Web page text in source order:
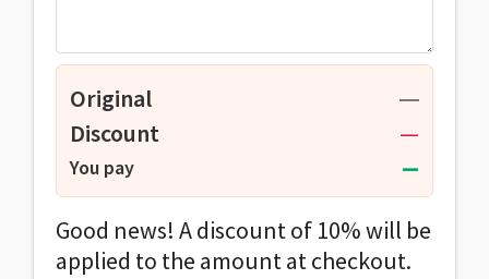
Original
—
Discount
—
You pay —
Good news! A discount of 10% will be
applied to the amount at checkout.